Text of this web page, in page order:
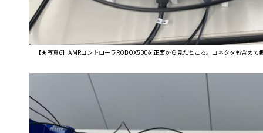
【★写真6】AMRコントローラROBOX500を正面から見たところ。コネクタも含めて